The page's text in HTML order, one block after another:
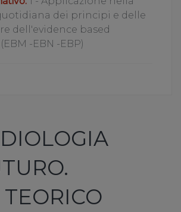
dei principi e delle
dell'evidence based
-EBN -EBP)
TEORICO